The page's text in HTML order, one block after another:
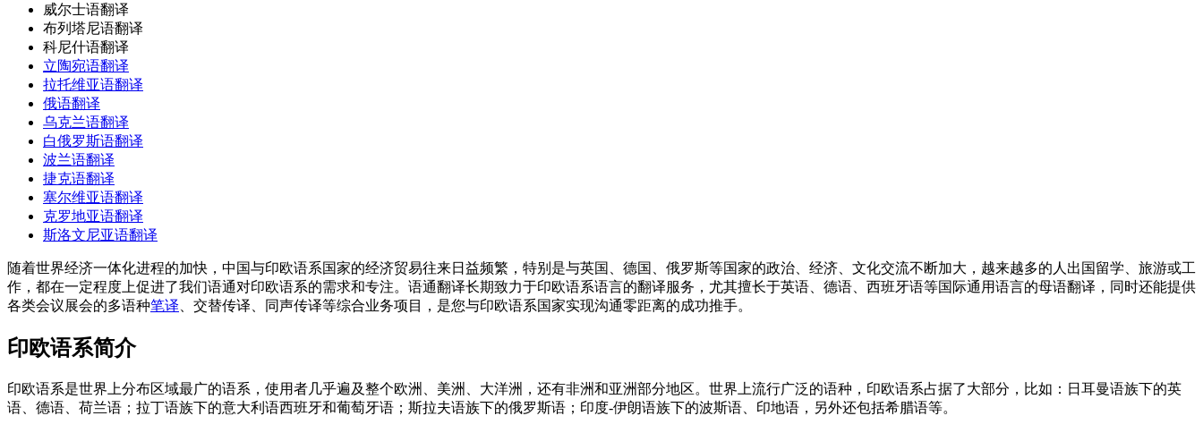
威尔士语翻译
布列塔尼语翻译
科尼什语翻译
立陶宛语翻译
拉托维亚语翻译
俄语翻译
乌克兰语翻译
白俄罗斯语翻译
波兰语翻译
捷克语翻译
塞尔维亚语翻译
克罗地亚语翻译
斯洛文尼亚语翻译
随着世界经济一体化进程的加快，中国与印欧语系国家的经济贸易往来日益频繁，特别是与英国、德国、俄罗斯等国家的政治、经济、文化交流不断加大，越来越多的人出国留学、旅游或工
作，都在一定程度上促进了我们语通对印欧语系的需求和专注。语通翻译长期致力于印欧语系语言的翻译服务，尤其擅长于英语、德语、西班牙语等国际通用语言的母语翻译，同时还能提供
各类会议展会的多语种笔译 、交替传译、同声传译等综合业务项目，是您与印欧语系国家实现沟通零距离的成功推手。
印欧语系简介
印欧语系是世界上分布区域最广的语系，使用者几乎遍及整个欧洲、美洲、大洋洲，还有非洲和亚洲部分地区。世界上流行广泛的语种，印欧语系占据了大部分，比如：日耳曼语族下的英
语、德语、荷兰语；拉丁语族下的意大利语西班牙和葡萄牙语；斯拉夫语族下的俄罗斯语；印度-伊朗语族下的波斯语、印地语，另外还包括希腊语等。